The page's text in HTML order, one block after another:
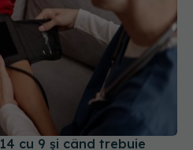
cu 9 și când trebuie